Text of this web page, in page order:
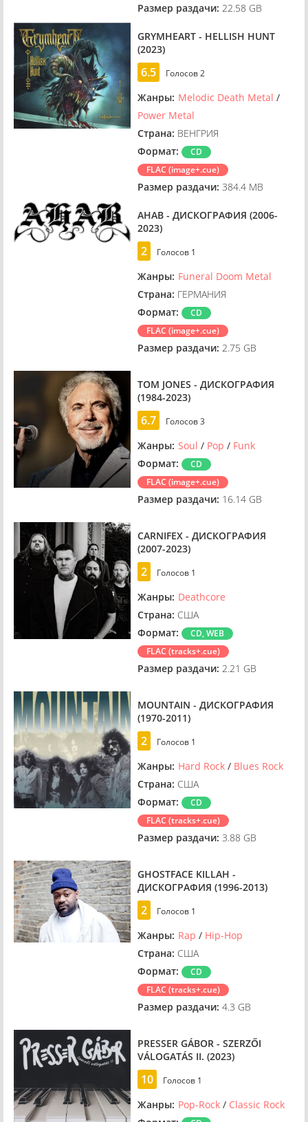
Размер раздачи: 22.58 GB
GRYMHEART - HELLISH HUNT
(2023)
6.5 Голосов2
Жанры: Melodic Death Metal /
Power Metal
Страна: ВЕНГРИЯ
Формат:
CD
FLAC (image+.cue)
Размер раздачи: 384.4 MB
AHAB - ДИСКОГРАФИЯ (2006-
2023)
2 Голосов 1
Жанры: Funeral Doom Metal
Страна: ГЕРМАНИЯ
Формат:
CD
FLAC (image+.cue)
Размер раздачи: 2.75 GB
TOM JONES - ДИСКОГРАФИЯ
(1984-2023)
6.7 Голосов3
Жанры: Soul / Pop / Funk
Формат:
CD
FLAC (image+.cue)
Размер раздачи: 16.14 GB
CARNIFEX - ДИСКОГРАФИЯ
(2007-2023)
2 Голосов 1
Жанры: Deathcore
Страна: США
Формат:
CD, WEB
FLAC (tracks+.cue)
Размер раздачи: 2.21 GB
MOUNTAIN - ДИСКОГРАФИЯ
(1970-2011)
2 Голосов 1
Жанры: Hard Rock / Blues Rock
Страна: США
Формат:
CD
FLAC (tracks+.cue)
Размер раздачи: 3.88 GB
GHOSTFACE KILLAH -
ДИСКОГРАФИЯ (1996-2013)
2 Голосов 1
Жанры: Rap / Hip-Hop
Страна: США
Формат:
CD
FLAC (tracks+.cue)
Размер раздачи: 4.3 GB
PRESSER GÁBOR - SZERZŐI
VÁLOGATÁS II. (2023)
10 Голосов 1
Жанры: Pop-Rock / Classic Rock